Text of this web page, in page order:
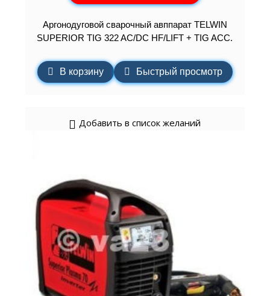
Аргонодуговой сварочный авппарат TELWIN
SUPERIOR TIG 322 AC/DC HF/LIFT + TIG ACC.
В корзину Быстрый просмотр
Добавить в список желаний